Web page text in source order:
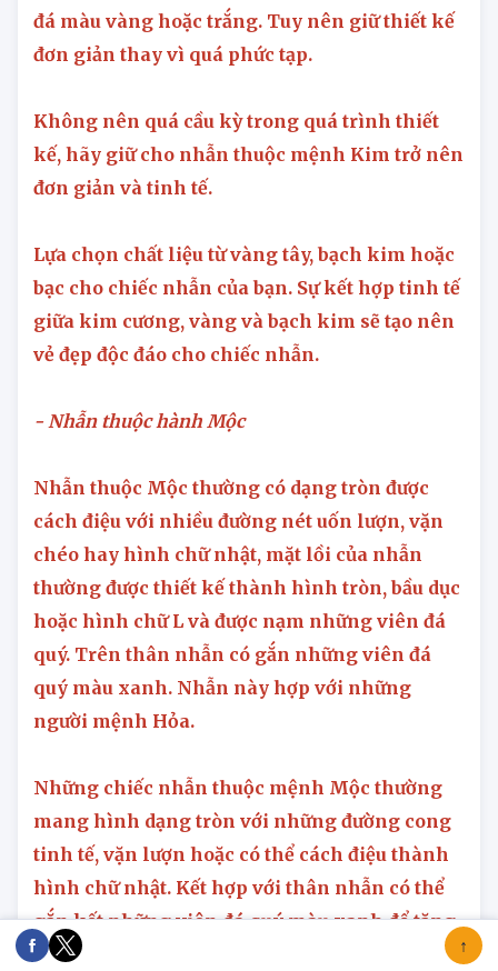
đá màu vàng hoặc trắng. Tuy nên giữ thiết kế
đơn giản thay vì quá phức tạp.
Không nên quá cầu kỳ trong quá trình thiết
kế, hãy giữ cho nhẫn thuộc mệnh Kim trở nên
đơn giản và tinh tế.
Lựa chọn chất liệu từ vàng tây, bạch kim hoặc
bạc cho chiếc nhẫn của bạn. Sự kết hợp tinh tế
giữa kim cương, vàng và bạch kim sẽ tạo nên
vẻ đẹp độc đáo cho chiếc nhẫn.
- Nhẫn thuộc hành Mộc
Nhẫn thuộc Mộc thường có dạng tròn được
cách điệu với nhiều đường nét uốn lượn, vặn
chéo hay hình chữ nhật, mặt lồi của nhẫn
thường được thiết kế thành hình tròn, bầu dục
hoặc hình chữ L và được nạm những viên đá
quý. Trên thân nhẫn có gắn những viên đá
quý màu xanh. Nhẫn này hợp với những
người mệnh Hỏa.
Những chiếc nhẫn thuộc mệnh Mộc thường
mang hình dạng tròn với những đường cong
tinh tế, vặn lượn hoặc có thể cách điệu thành
hình chữ nhật. Kết hợp với thân nhẫn có thể
gắn kết những viên đá quý màu xanh để tăng
thêm sự sang trọng.